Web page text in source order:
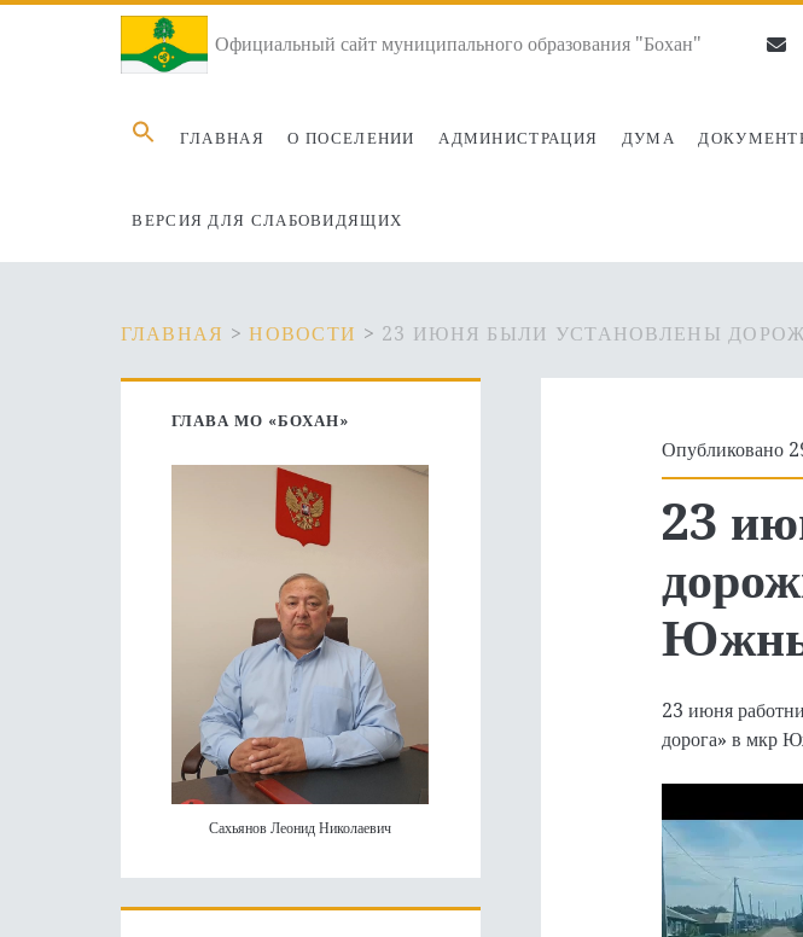
Официальный сайт муниципального образования "Бохан"
Search
for:
ГЛАВНАЯ О ПОСЕЛЕНИИ АДМИНИСТРАЦИЯ ДУМА
ВЕРСИЯ ДЛЯ СЛАБОВИДЯЩИХ
ГЛАВНАЯ >НОВОСТИ > 23 ИЮНЯ БЫЛИ УСТАНОВЛЕНЫ
Опубликовано
23
23 июня
дорога» в мкр
Основная
боковая
ГЛАВА МО «БОХАН»
Сахьянов Леонид Николаевич